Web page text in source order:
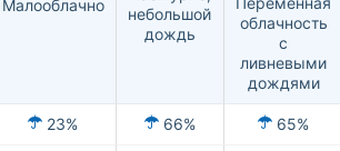
Малооблачно
небольшой
дождь
облачность
с
ливневыми
дождями
23% 66% 65%